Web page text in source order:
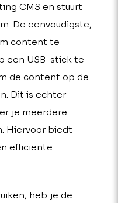
CMS en stuurt
De eenvoudigste,
content te
een USB-stick te
de content op de
Dit is echter
je meerdere
Hiervoor biedt
efficiënte
heb je de